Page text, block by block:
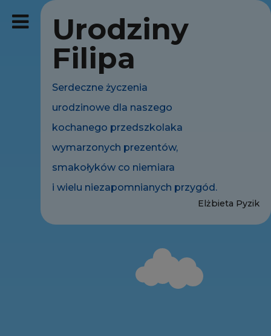
Urodziny
Filipa
Serdeczne życzenia
urodzinowe dla naszego
kochanego przedszkolaka
wymarzonych prezentów,
smakołyków co niemiara
i wielu niezapomnianych przygód.
Elżbieta Pyzik